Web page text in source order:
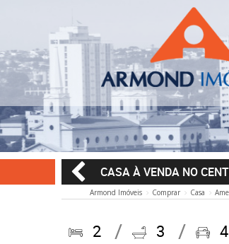
CASA À VENDA NO
Armond Imóveis Comprar Casa
2 3 4